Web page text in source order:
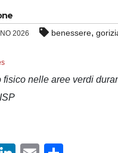
2026 benessere,
nelle aree verdi